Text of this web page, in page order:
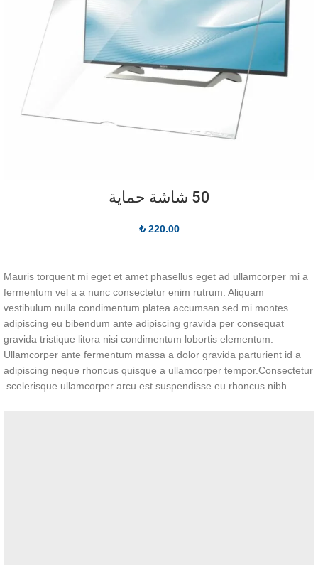
50 شاشة حماية
₺220.00
Mauris torquent mi eget et amet phasellus eget ad ullamcorper mi a
fermentum vel a a nunc consectetur enim rutrum. Aliquam
vestibulum nulla condimentum platea accumsan sed mi montes
adipiscing eu bibendum ante adipiscing gravida per consequat
gravida tristique litora nisi condimentum lobortis elementum.
Ullamcorper ante fermentum massa a dolor gravida parturient id a
adipiscing neque rhoncus quisque a ullamcorper tempor.Consectetur
scelerisque ullamcorper arcu est suspendisse eu rhoncus nibh.